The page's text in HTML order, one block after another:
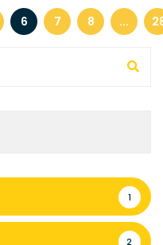
6 7 8 ...
1
2